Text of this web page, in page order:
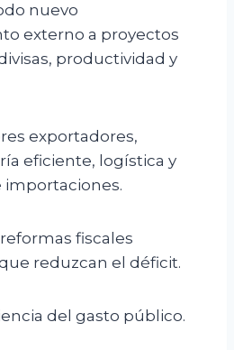
nuevo
externo a proyectos
productividad y
exportadores,
eficiente, logística y
fiscales
reduzcan el déficit.
del gasto público.